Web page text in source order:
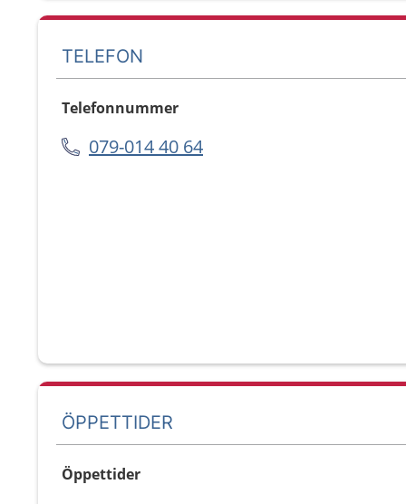
TELEFON
Telefonnummer
079-014 40 64
ÖPPETTIDER
Öppettider